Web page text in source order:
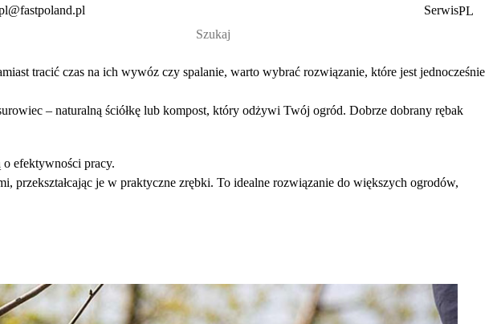
SerwisPL
tracić czas na ich wywóz czy spalanie, warto wybrać rozwiązanie, które jest jednocześnie
– naturalną ściółkę lub kompost, który odżywi Twój ogród. Dobrze dobrany rębak
efektywności pracy.
przekształcając je w praktyczne zrębki. To idealne rozwiązanie do większych ogrodów,